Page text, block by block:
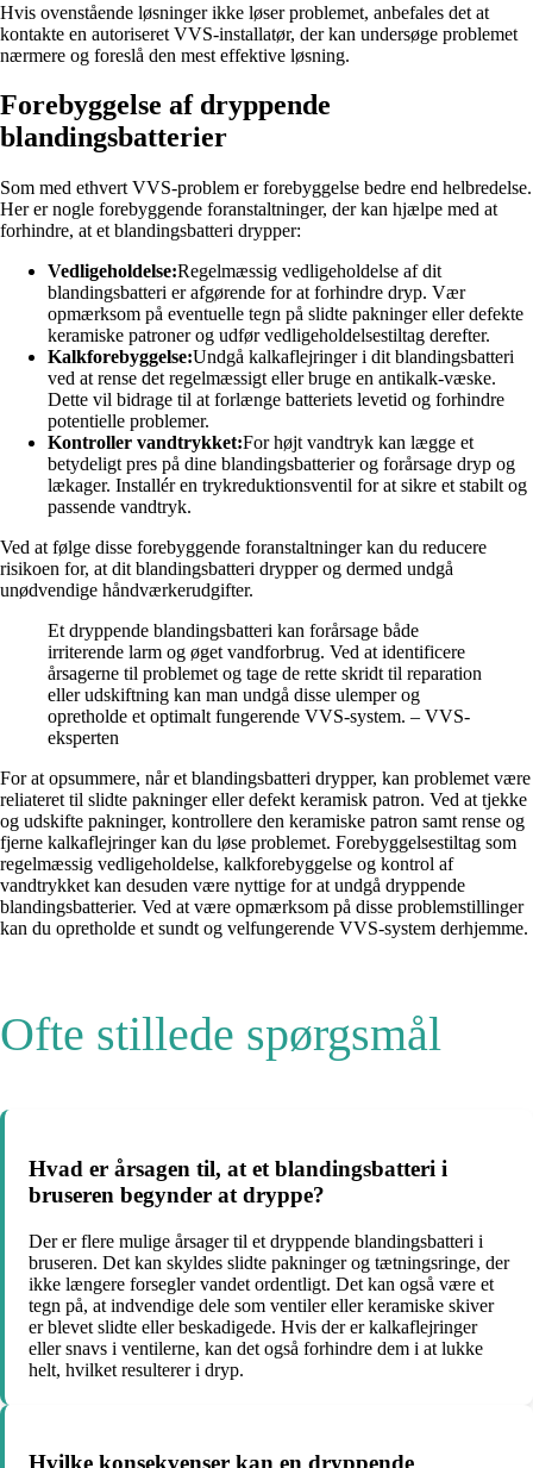
Hvis ovenstående løsninger ikke løser problemet, anbefales det at
kontakte en autoriseret VVS-installatør, der kan undersøge problemet
nærmere og foreslå den mest effektive løsning.
Forebyggelse af dryppende
blandingsbatterier
Som med ethvert VVS-problem er forebyggelse bedre end helbredelse.
Her er nogle forebyggende foranstaltninger, der kan hjælpe med at
forhindre, at et blandingsbatteri drypper:
Vedligeholdelse:Regelmæssig vedligeholdelse af dit
blandingsbatteri er afgørende for at forhindre dryp. Vær
opmærksom på eventuelle tegn på slidte pakninger eller defekte
keramiske patroner og udfør vedligeholdelsestiltag derefter.
Kalkforebyggelse:Undgå kalkaflejringer i dit blandingsbatteri
ved at rense det regelmæssigt eller bruge en antikalk-væske.
Dette vil bidrage til at forlænge batteriets levetid og forhindre
potentielle problemer.
Kontroller vandtrykket:For højt vandtryk kan lægge et
betydeligt pres på dine blandingsbatterier og forårsage dryp og
lækager. Installér en trykreduktionsventil for at sikre et stabilt og
passende vandtryk.
Ved at følge disse forebyggende foranstaltninger kan du reducere
risikoen for, at dit blandingsbatteri drypper og dermed undgå
unødvendige håndværkerudgifter.
Et dryppende blandingsbatteri kan forårsage både
irriterende larm og øget vandforbrug. Ved at identificere
årsagerne til problemet og tage de rette skridt til reparation
eller udskiftning kan man undgå disse ulemper og
opretholde et optimalt fungerende VVS-system. – VVS-
eksperten
For at opsummere, når et blandingsbatteri drypper, kan problemet være
reliateret til slidte pakninger eller defekt keramisk patron. Ved at tjekke
og udskifte pakninger, kontrollere den keramiske patron samt rense og
fjerne kalkaflejringer kan du løse problemet. Forebyggelsestiltag som
regelmæssig vedligeholdelse, kalkforebyggelse og kontrol af
vandtrykket kan desuden være nyttige for at undgå dryppende
blandingsbatterier. Ved at være opmærksom på disse problemstillinger
kan du opretholde et sundt og velfungerende VVS-system derhjemme.
Ofte stillede spørgsmål
Hvad er årsagen til, at et blandingsbatteri i
bruseren begynder at dryppe?
Der er flere mulige årsager til et dryppende blandingsbatteri i
bruseren. Det kan skyldes slidte pakninger og tætningsringe, der
ikke længere forsegler vandet ordentligt. Det kan også være et
tegn på, at indvendige dele som ventiler eller keramiske skiver
er blevet slidte eller beskadigede. Hvis der er kalkaflejringer
eller snavs i ventilerne, kan det også forhindre dem i at lukke
helt, hvilket resulterer i dryp.